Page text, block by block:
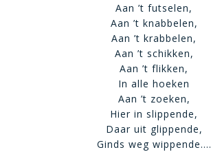
Aan ’t futselen,
Aan ’t knabbelen,
Aan ’t krabbelen,
Aan ’t schikken,
Aan ’t flikken,
In alle hoeken
Aan ’t zoeken,
Hier in slippende,
Daar uit glippende,
Ginds weg wippende….